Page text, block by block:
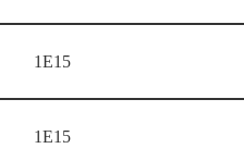
1E15
1E15